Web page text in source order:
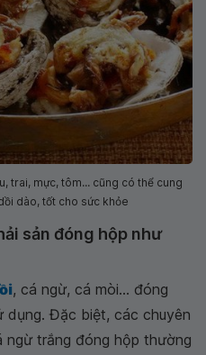
trai, mực, tôm... cũng có thể cung
dào, tốt cho sức khỏe
sản đóng hộp như
, cá ngừ, cá mòi... đóng
dụng. Đặc biệt, các chuyên
ngừ trắng đóng hộp thường